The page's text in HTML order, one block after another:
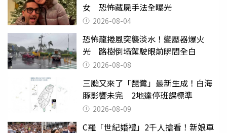
女 恐怖藏屍手法全曝光
2026-08-04
恐怖龍捲風突襲淡水！變壓器爆火
光 路樹倒塌駕駛眼前瞬間全白
2026-08-08
三颱又來了「琵鷺」最新生成！白海
豚影響未完 2地達停班課標準
2026-08-09
C羅「世紀婚禮」2千人搶看！新娘車